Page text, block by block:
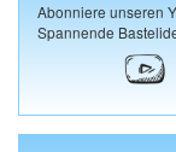
Abonniere unseren
Spannende